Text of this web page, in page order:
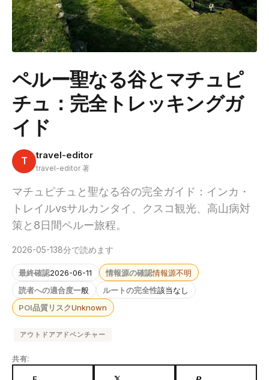
ペルー聖なる谷とマチュピ
チュ：完全トレッキングガ
イド
T travel-editor
travel-editor 著
マチュピチュと聖なる谷の完全ガイド：インカ・
トレイルvsサルカンタイ、クスコ観光、高山病対
策と8日間ペルー旅程。
2026-05-138分で読めます
最終確認2026-06-11 情報源の確認情報源不明
読者への適合度一般 ルートの完全性該当なし
POI品質リスクUnknown
アウトドアアドベンチャー
共有: